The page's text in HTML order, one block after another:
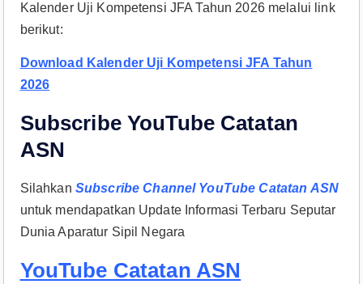
Kalender Uji Kompetensi JFA Tahun 2026 melalui link
berikut:
Download Kalender Uji Kompetensi JFA Tahun
2026
Subscribe YouTube Catatan
ASN
Silahkan Subscribe Channel YouTube Catatan ASN
untuk mendapatkan Update Informasi Terbaru Seputar
Dunia Aparatur Sipil Negara
YouTube Catatan ASN